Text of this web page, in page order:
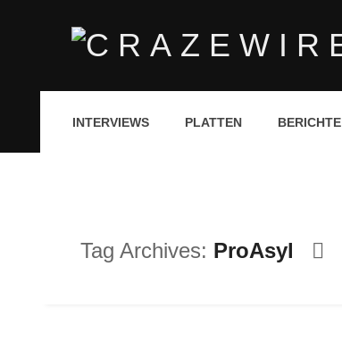
INTERVIEWS PLATTEN BERICHTE
Tag Archives: ProAsyl